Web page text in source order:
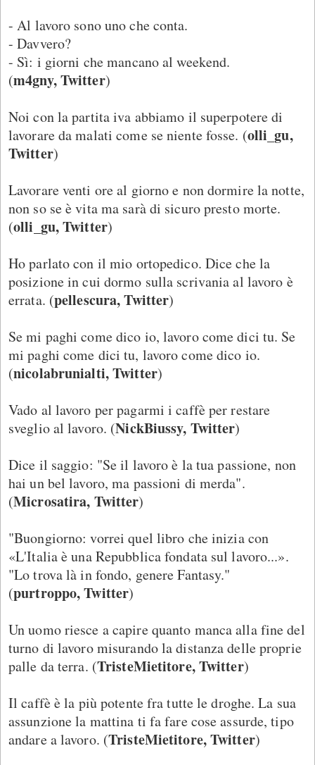
- Al lavoro sono uno che conta.
- Davvero?
- Sì: i giorni che mancano al weekend.
(m4gny, Twitter)
Noi con la partita iva abbiamo il superpotere di
lavorare da malati come se niente fosse. (olli_gu,
Twitter)
Lavorare venti ore al giorno e non dormire la notte,
non so se è vita ma sarà di sicuro presto morte.
(olli_gu, Twitter)
Ho parlato con il mio ortopedico. Dice che la
posizione in cui dormo sulla scrivania al lavoro è
errata. (pellescura, Twitter)
Se mi paghi come dico io, lavoro come dici tu. Se
mi paghi come dici tu, lavoro come dico io.
(nicolabrunialti, Twitter)
Vado al lavoro per pagarmi i caffè per restare
sveglio al lavoro. (NickBiussy, Twitter)
Dice il saggio: "Se il lavoro è la tua passione, non
hai un bel lavoro, ma passioni di merda".
(Microsatira, Twitter)
"Buongiorno: vorrei quel libro che inizia con
«L'Italia è una Repubblica fondata sul lavoro...».
"Lo trova là in fondo, genere Fantasy."
(purtroppo, Twitter)
Un uomo riesce a capire quanto manca alla fine del
turno di lavoro misurando la distanza delle proprie
palle da terra. (TristeMietitore, Twitter)
Il caffè è la più potente fra tutte le droghe. La sua
assunzione la mattina ti fa fare cose assurde, tipo
andare a lavoro. (TristeMietitore, Twitter)